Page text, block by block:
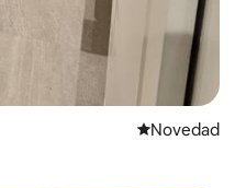
Lugar para
Novedad